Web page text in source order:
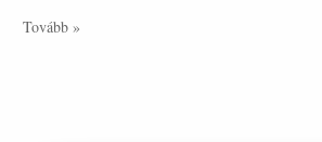
Tovább »